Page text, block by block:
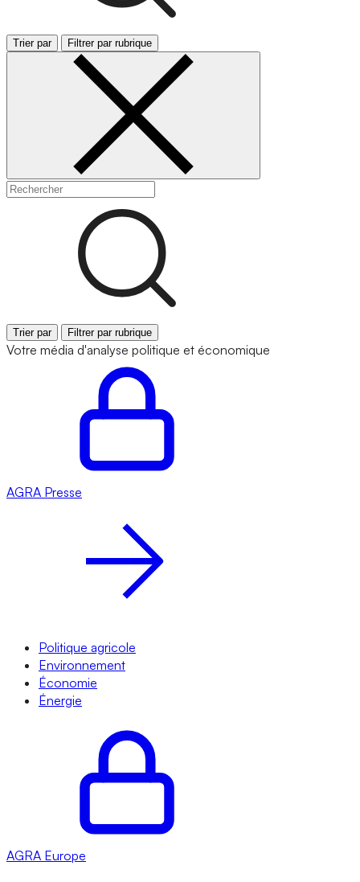
Trier par Filtrer par rubrique
Trier par Filtrer par rubrique
Votre média d'analyse politique et économique
AGRA Presse
Politique agricole
Environnement
Économie
Énergie
AGRA Europe